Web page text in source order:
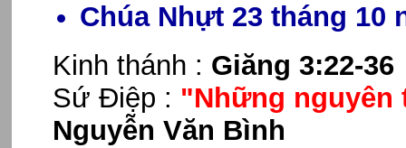
Chúa Nhựt 23 tháng 10
Kinh thánh : Giăng 3:22-36
Sứ Điệp : "Những nguyên
Nguyễn Văn Bình